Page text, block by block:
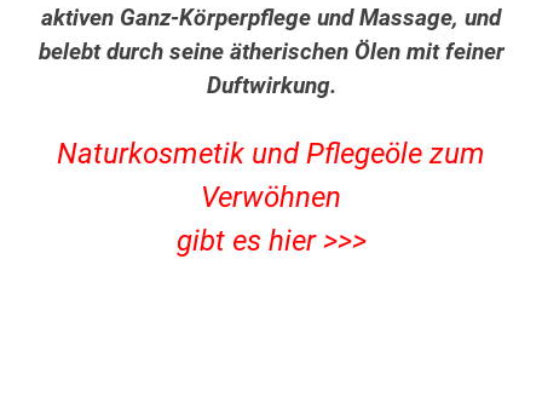
aktiven Ganz-Körperpflege und Massage, und
belebt durch seine ätherischen Ölen mit feiner
Duftwirkung.
Naturkosmetik und Pflegeöle zum
Verwöhnen
gibt es hier >>>